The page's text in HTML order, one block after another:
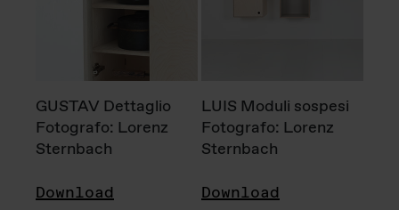
GUSTAV Dettaglio
Fotografo: Lorenz
Sternbach
Download
LUIS Moduli sospesi
Fotografo: Lorenz
Sternbach
Download